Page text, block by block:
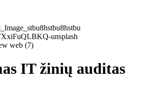
IT žinių auditas